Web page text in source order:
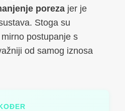
poreza jer je
Stoga su
postupanje s
od samog iznosa